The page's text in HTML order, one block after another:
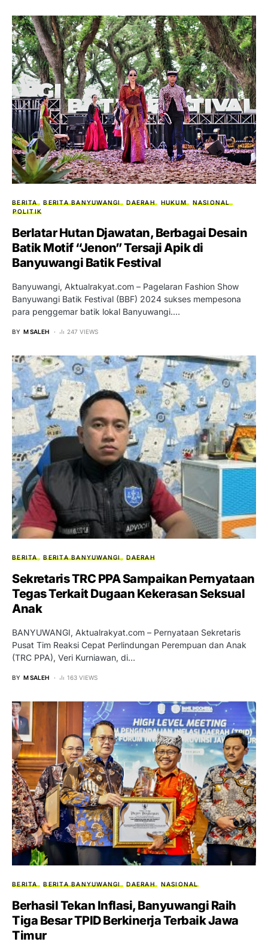
BERITA BERITA BANYUWANGI DAERAH HUKUM
NASIONAL
POLITIK
Berlatar Hutan Djawatan, Berbagai Desain
Batik Motif “Jenon” Tersaji Apik di
Banyuwangi Batik Festival
Banyuwangi, Aktualrakyat.com – Pagelaran Fashion Show
Banyuwangi Batik Festival (BBF) 2024 sukses mempesona
para penggemar batik lokal Banyuwangi.…
BY M SALEH 247 VIEWS
BERITA BERITA BANYUWANGI DAERAH
Sekretaris TRC PPA Sampaikan Pernyataan
Tegas Terkait Dugaan Kekerasan Seksual
Anak
BANYUWANGI, Aktualrakyat.com – Pernyataan Sekretaris
Pusat Tim Reaksi Cepat Perlindungan Perempuan dan Anak
(TRC PPA), Veri Kurniawan, di…
BY M SALEH 163 VIEWS
BERITA BERITA BANYUWANGI DAERAH NASIONAL
Berhasil Tekan Inflasi, Banyuwangi Raih
Tiga Besar TPID Berkinerja Terbaik Jawa
Timur